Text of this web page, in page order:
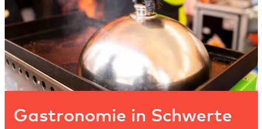
Gastronomie in Schwerte